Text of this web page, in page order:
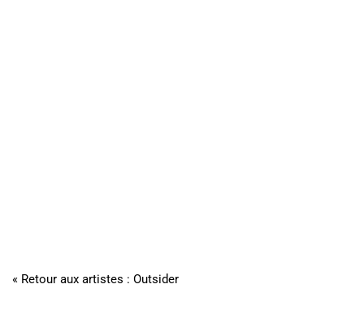
« Retour aux artistes : Outsider